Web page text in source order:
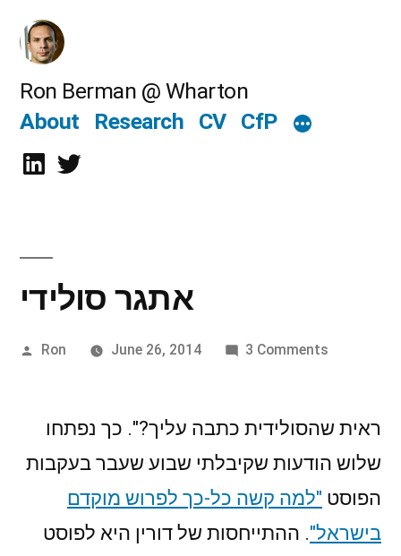
Skip
content
Ron Berman @ Wharton
About
Research CV CfP
LinkedIn
Twitter
אתגר סולידי
Posted
Ron June 26, 2014 3 Comments
ראית שהסולידית כתבה עליך?". כך נפתחו
שלוש הודעות שקיבלתי שבוע שעבר בעקבות
הפוסט "למה קשה כל-כך לפרוש מוקדם
בישראל". ההתייחסות של דורין היא לפוסט